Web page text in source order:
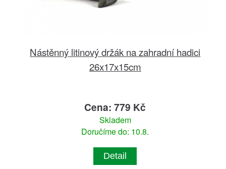
Nástěnný litinový držák na zahradní hadici
26x17x15cm
Cena: 779 Kč
Skladem
Doručíme do: 10.8.
Detail